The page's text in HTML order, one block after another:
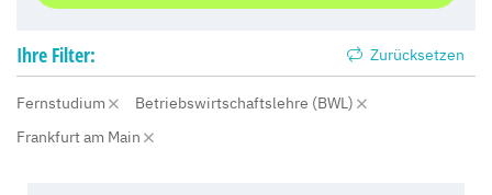
Ihre Filter: Zurücksetzen
Fernstudium
Betriebswirtschaftslehre (BWL)
Frankfurt am Main